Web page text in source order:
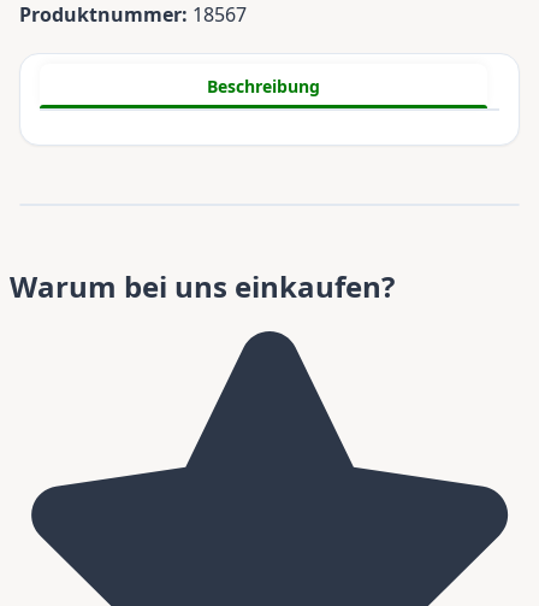
Produktnummer: 18567
Beschreibung
Warum bei uns einkaufen?